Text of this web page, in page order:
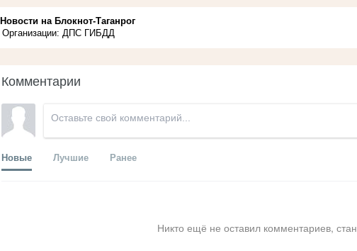
Новости на Блoкнoт-Таганрог
Организации: ДПС ГИБДД
Комментарии
Новые Лучшие Ранее
Никто ещё не оставил комментариев,